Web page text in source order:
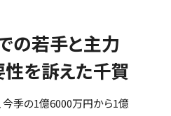
の若手と主力
を訴えた千賀
季の1億6000万円から1億